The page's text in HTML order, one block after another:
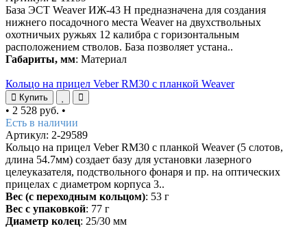
База ЭСТ Weaver ИЖ-43 Н предназначена для создания
нижнего посадочного места Weaver на двухствольных
охотничьих ружьях 12 калибра с горизонтальным
расположением стволов. База позволяет устана..
Габариты, мм: Материал
Кольцо на прицел Veber RM30 с планкой Weaver
Купить
• 2 528 руб. •
Есть в наличии
Артикул: 2-29589
Кольцо на прицел Veber RM30 с планкой Weaver (5 слотов,
длина 54.7мм) создает базу для установки лазерного
целеуказателя, подствольного фонаря и пр. на оптических
прицелах с диаметром корпуса 3..
Вес (с переходным кольцом): 53 г
Вес с упаковкой: 77 г
Диаметр колец: 25/30 мм